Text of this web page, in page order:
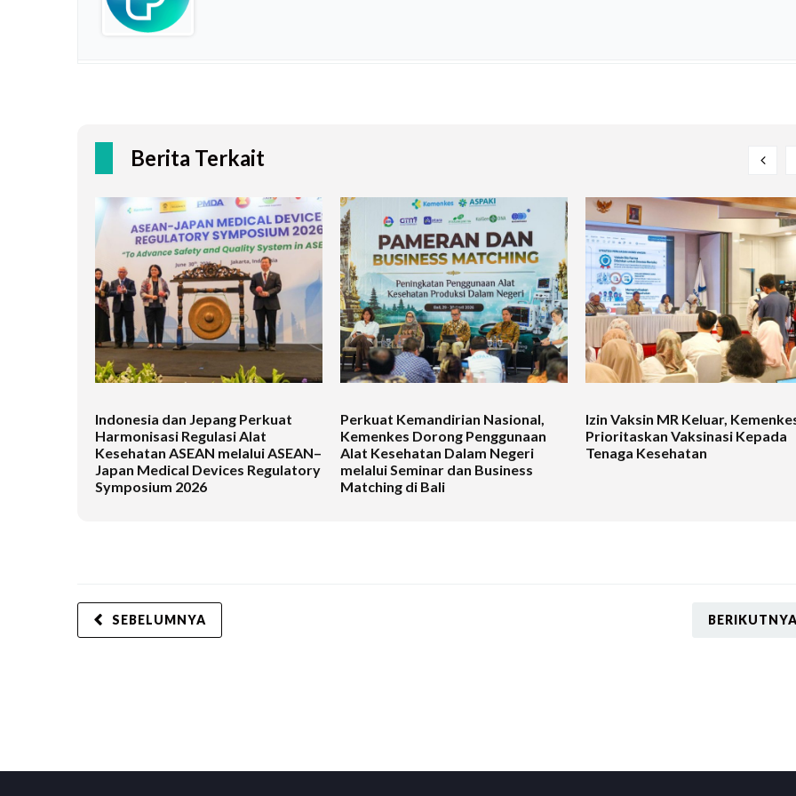
Berita Terkait
Indonesia dan Jepang Perkuat
Harmonisasi Regulasi Alat
Kesehatan ASEAN melalui ASEAN–
Japan Medical Devices Regulatory
Symposium 2026
Perkuat Kemandirian Nasional,
Kemenkes Dorong Penggunaan
Alat Kesehatan Dalam Negeri
melalui Seminar dan Business
Matching di Bali
Izin Vaksin MR Keluar,
Prioritaskan Vaksinasi Kepada
Tenaga Kesehatan
BERIKUTNYA
SEBELUMNYA